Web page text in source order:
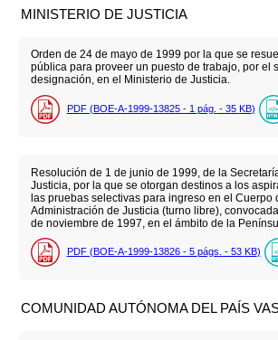
MINISTERIO DE JUSTICIA
Orden de 24 de mayo de 1999 por la que se
pública para proveer un puesto de trabajo, por el
designación, en el Ministerio de Justicia.
PDF (BOE-A-1999-13825 - 1 pág. - 35 KB)
Resolución de 1 de junio de 1999, de la
Justicia, por la que se otorgan destinos a los
las pruebas selectivas para ingreso en el Cuerpo
Administración de Justicia (turno libre),
de noviembre de 1997, en el ámbito de la
PDF (BOE-A-1999-13826 - 5 págs. - 53 KB)
COMUNIDAD AUTÓNOMA DEL PAÍS